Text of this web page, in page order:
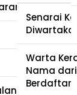
dan
Kaunselor
Pewartaan
Senarai
Warta
Nama
Berdaftar
Tabung